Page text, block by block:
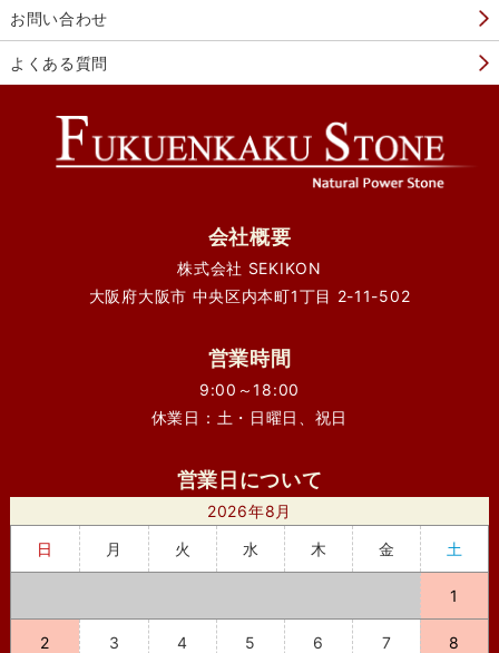
お問い合わせ
よくある質問
会社概要
株式会社 SEKIKON
大阪府大阪市 中央区内本町1丁目 2-11-502
営業時間
9:00～18:00
休業日：土・日曜日、祝日
営業日について
2026年8月
日
月 火 水 木 金 土
1
2 3 4 5 6 7 8